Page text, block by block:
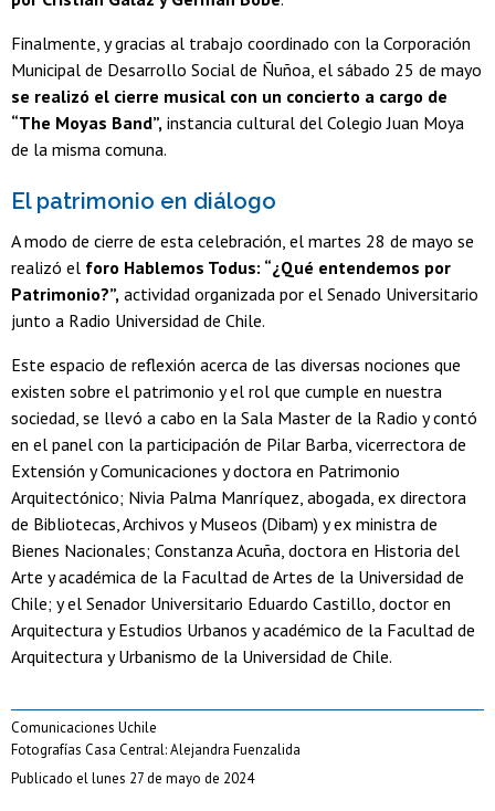
Finalmente, y gracias al trabajo coordinado con la Corporación
Municipal de Desarrollo Social de Ñuñoa, el sábado 25 de mayo
se realizó el cierre musical con un concierto a cargo de
“The Moyas Band”, instancia cultural del Colegio Juan Moya
de la misma comuna.
El patrimonio en diálogo
A modo de cierre de esta celebración, el martes 28 de mayo se
realizó el foro Hablemos Todus: “¿Qué entendemos por
Patrimonio?”, actividad organizada por el Senado Universitario
junto a Radio Universidad de Chile.
Este espacio de reflexión acerca de las diversas nociones que
existen sobre el patrimonio y el rol que cumple en nuestra
sociedad, se llevó a cabo en la Sala Master de la Radio y contó
en el panel con la participación de Pilar Barba, vicerrectora de
Extensión y Comunicaciones y doctora en Patrimonio
Arquitectónico; Nivia Palma Manríquez, abogada, ex directora
de Bibliotecas, Archivos y Museos (Dibam) y ex ministra de
Bienes Nacionales; Constanza Acuña, doctora en Historia del
Arte y académica de la Facultad de Artes de la Universidad de
Chile; y el Senador Universitario Eduardo Castillo, doctor en
Arquitectura y Estudios Urbanos y académico de la Facultad de
Arquitectura y Urbanismo de la Universidad de Chile.
Comunicaciones Uchile
Fotografías Casa Central: Alejandra Fuenzalida
Publicado el lunes 27 de mayo de 2024